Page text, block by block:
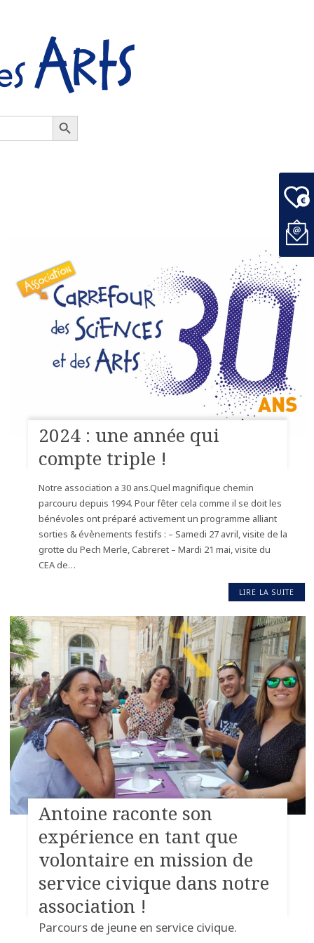
Search Button
2024 : une année qui
compte triple !
Notre association a 30 ans.Quel magnifique chemin
parcouru depuis 1994. Pour fêter cela comme il se doit les
bénévoles ont préparé activement un programme alliant
sorties & évènements festifs : – Samedi 27 avril, visite de la
grotte du Pech Merle, Cabreret – Mardi 21 mai, visite du
CEA de…
LIRE LA SUITE
Antoine raconte son
expérience en tant que
volontaire en mission de
service civique dans notre
association !
Parcours de jeune en service civique.